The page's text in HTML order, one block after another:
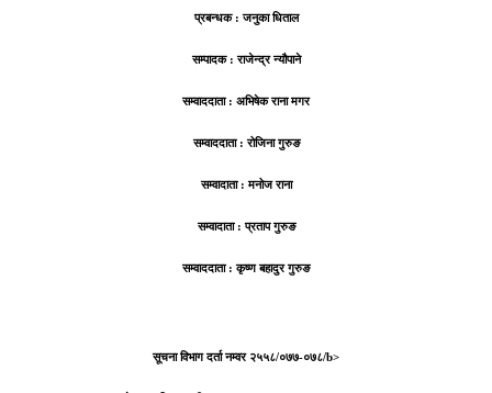
प्रबन्धक : जनुका धिताल
सम्पादक : राजेन्द्र न्यौपाने
सम्वाददाता : अभिषेक राना मगर
सम्वाददाता : रोजिना गुरुङ
सम्वादाता : मनोज राना
सम्वादाता : प्रताप गुरुङ
सम्वाददाता : कृष्ण बहादुर गुरुङ
सूचना विभाग दर्ता नम्वर २५५८/०७७-०७८/b>